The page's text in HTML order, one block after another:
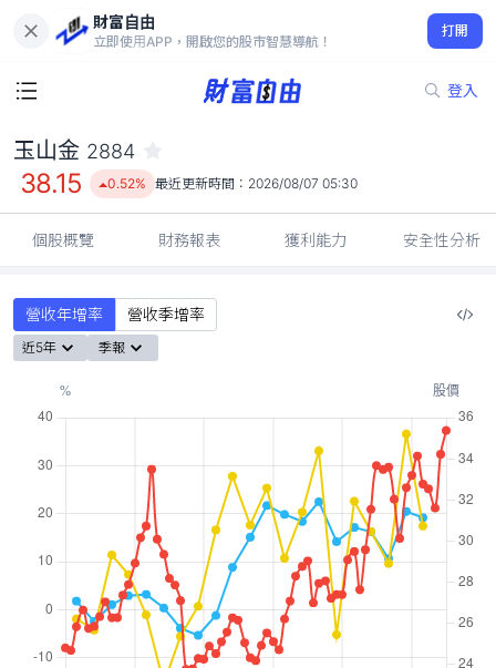
財富自由
立即使用APP，開啟您的股市智慧導航！
打開
登入
38.15
0.52%
玉山金 2884
38.15 0.52% 最近更新時間： 2026/08/07 05:30
個股概覽 財務報表 獲利能力 安全性分析
營收年增率 營收季增率
近5年 季報